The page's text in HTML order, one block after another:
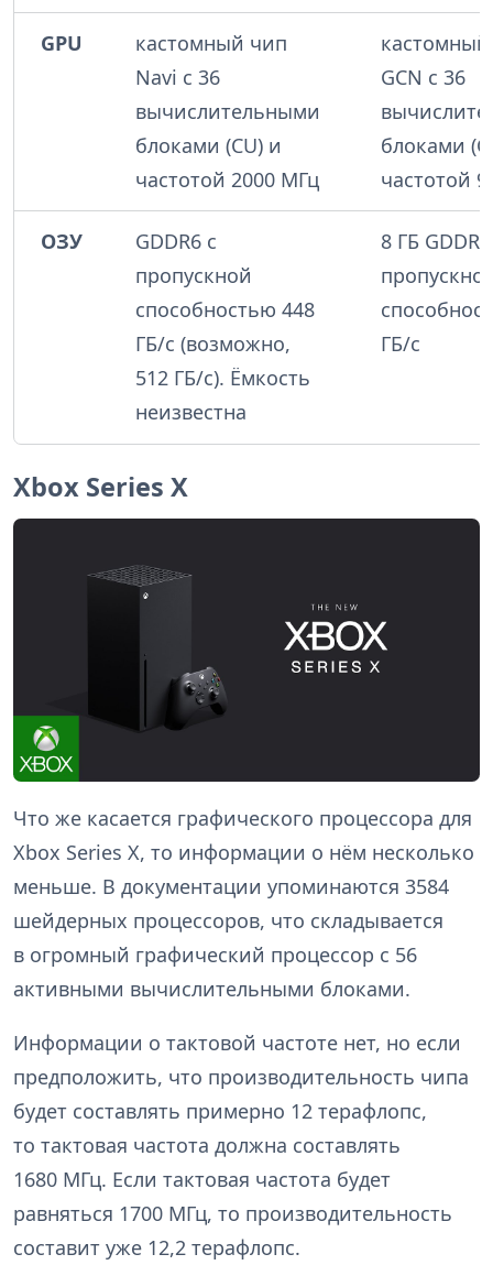
GPU
кастомный чип
Navi с 36
вычислительными
блоками (CU) и
частотой 2000 МГц
GCN с 36
блоками
частотой
ОЗУ
GDDR6 с
пропускной
способностью 448
ГБ/с (возможно,
512 ГБ/с). Ёмкость
неизвестна
8 ГБ
ГБ/с
Xbox Series X
Что же касается графического процессора для
Xbox Series X, то информации о нём несколько
меньше. В документации упоминаются 3584
шейдерных процессоров, что складывается
в огромный графический процессор с 56
активными вычислительными блоками.
Информации о тактовой частоте нет, но если
предположить, что производительность чипа
будет составлять примерно 12 терафлопс,
то тактовая частота должна составлять
1680 МГц. Если тактовая частота будет
равняться 1700 МГц, то производительность
составит уже 12,2 терафлопс.